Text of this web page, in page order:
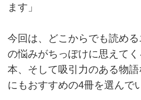
ます」
今回は、どこからでも読め
の悩みがちっぽけに思えて
本、そして吸引力のある物
にもおすすめの4冊を選んで